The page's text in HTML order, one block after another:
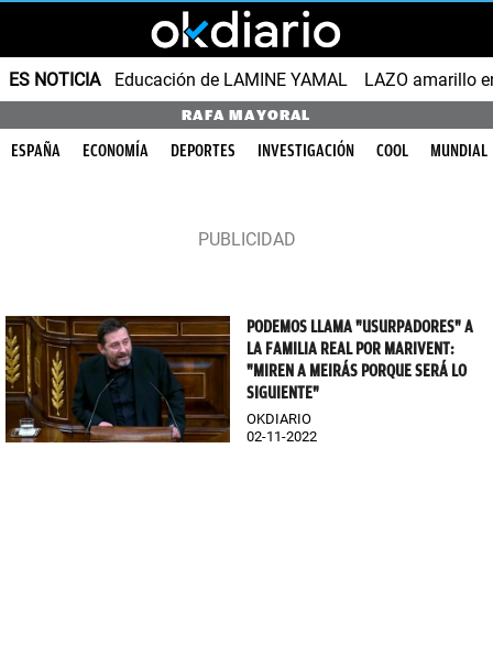
ES NOTICIA Educación de LAMINE YAMAL LAZO amarillo
RAFA MAYORAL
ESPAÑA ECONOMÍA DEPORTES INVESTIGACIÓN COOL MUNDIAL
PODEMOS LLAMA "USURPADORES" A
LA FAMILIA REAL POR MARIVENT:
"MIREN A MEIRÁS PORQUE SERÁ LO
SIGUIENTE"
OKDIARIO
02-11-2022